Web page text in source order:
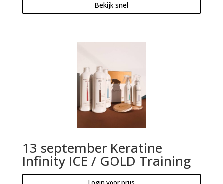
Bekijk snel
13 september Keratine
Infinity ICE / GOLD Training
Login voor prijs